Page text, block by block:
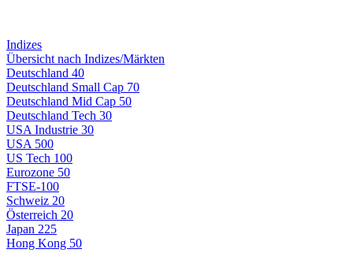
Indizes
Übersicht nach Indizes/Märkten
Deutschland 40
Deutschland Small Cap 70
Deutschland Mid Cap 50
Deutschland Tech 30
USA Industrie 30
USA 500
US Tech 100
Eurozone 50
FTSE-100
Schweiz 20
Österreich 20
Japan 225
Hong Kong 50